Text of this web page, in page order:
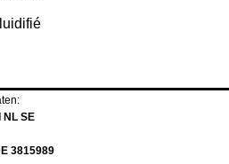
NL SE
3815989